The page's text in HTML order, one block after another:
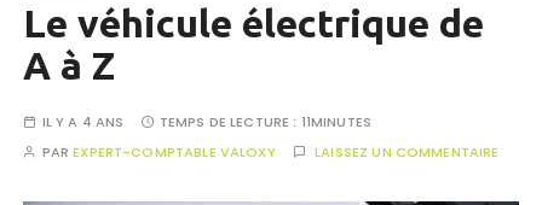
Le véhicule électrique de
A à Z
IL Y A 4 ANS TEMPS DE LECTURE : 11MINUTES
PAREXPERT-COMPTABLE VALOXY LAISSEZ UN COMMENTAIRE